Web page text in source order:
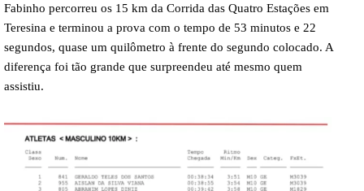
Fabinho percorreu os 15 km da Corrida das Quatro Estações em
Teresina e terminou a prova com o tempo de 53 minutos e 22
segundos, quase um quilômetro à frente do segundo colocado. A
diferença foi tão grande que surpreendeu até mesmo quem
assistiu.